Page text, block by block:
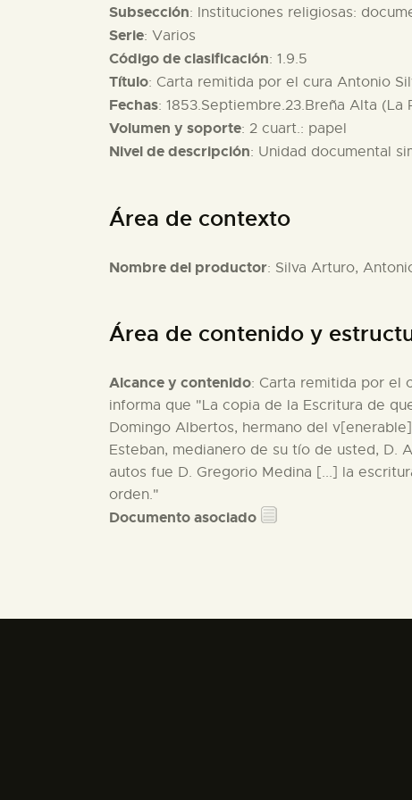
Subsección: Instituciones religiosas:
Serie: Varios
Código de clasificación: 1.9.5
Título: Carta remitida por el cura Antonio
Fechas: 1853.Septiembre.23.Breña Alta (La
Volumen y soporte: 2 cuart.: papel
Nivel de descripción: Unidad documental
Área de contexto
Nombre del productor: Silva Arturo,
Área de contenido y
Alcance y contenido: Carta remitida por el
informa que "La copia de la Escritura de
Domingo Albertos, hermano del
Esteban, medianero de su tío de usted, D.
autos fue D. Gregorio Medina [...] la
orden."
Documento asociado